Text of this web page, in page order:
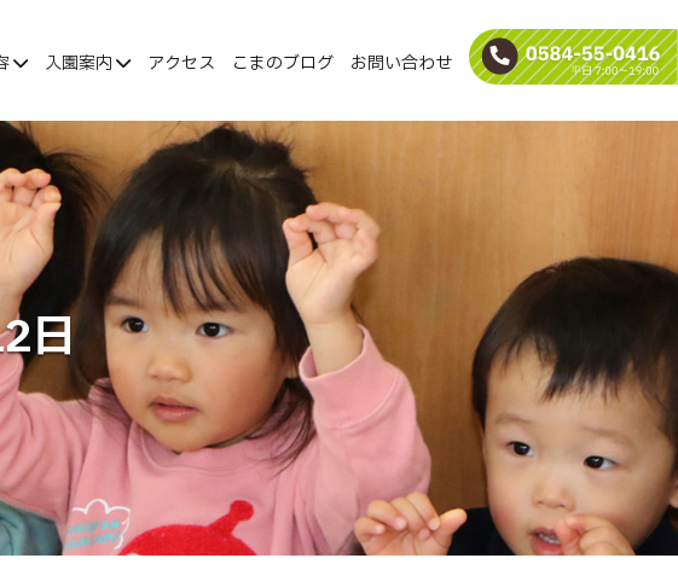
入園案内 アクセス こまのブログ お問い合わせ
日